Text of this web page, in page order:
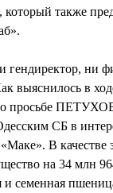
также
гендиректор, ни
выяснилось в
СБ в
В качестве
на 34 млн
и семенная